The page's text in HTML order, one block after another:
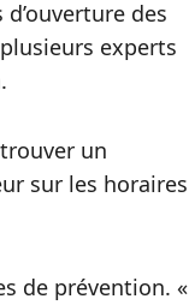
des
experts
un
sur les horaires
de prévention. «